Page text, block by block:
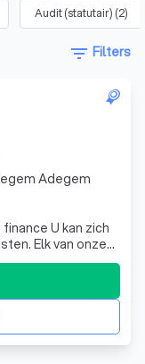
Audit (statutair) (2)
filter_list Filters
kan zich
Elk van onze
We
van gericht en
Adegem